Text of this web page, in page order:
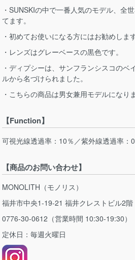
・SUNSKIの中で一番人気のモデル、全
てます。
・初めてお使いになる方にはお勧めします
・レンズはグレーベースの黒色です。
・ディプシーは、サンフランシスコのベ
ルから名づけられました。
・こちらの商品は男女兼用モデルになり
【Function】
可視光線透過率：10％／紫外線透過率：
【商品のお問い合わせ】
MONOLITH（モノリス）
福井市中央1-19-21 福井クレストビル2階
0776-30-0612（営業時間 10:30-19:30）
定休日：毎週火曜日